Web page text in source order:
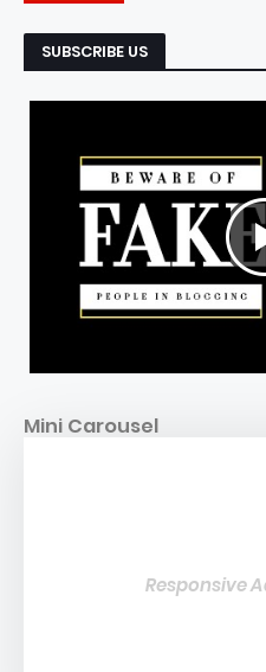
SUBSCRIBE US
Mini Carousel
Responsive